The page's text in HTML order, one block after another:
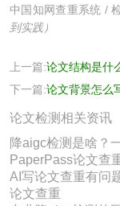
中国知网查重系统 /
到实践）
上一篇:论文结构是什
下一篇:论文背景怎么
论文检测相关资讯
降aigc检测是啥？
PaperPass论文查
AI写论文查重有问
论文查重